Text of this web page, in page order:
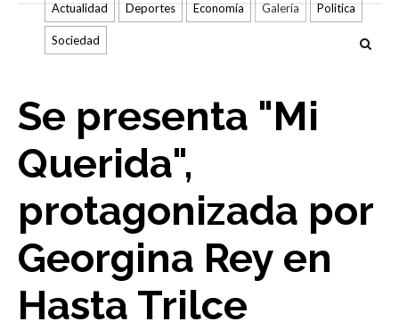
Actualidad Deportes Economía Galería Politica
Sociedad
Se presenta "Mi
Querida",
protagonizada por
Georgina Rey en
Hasta Trilce